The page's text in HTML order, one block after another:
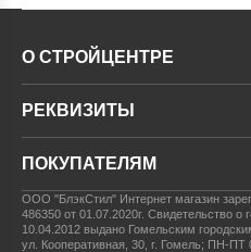
О СТРОЙЦЕНТРЕ
РЕКВИЗИТЫ
ПОКУПАТЕЛЯМ
ООО "БлэкСтил" Интернет магазин
486350 от 01.07.2020г.Свидетельство о
10.04.2012 выдано Гомельским
ул. Кооперативная, 30, г. Гомель; ПН-